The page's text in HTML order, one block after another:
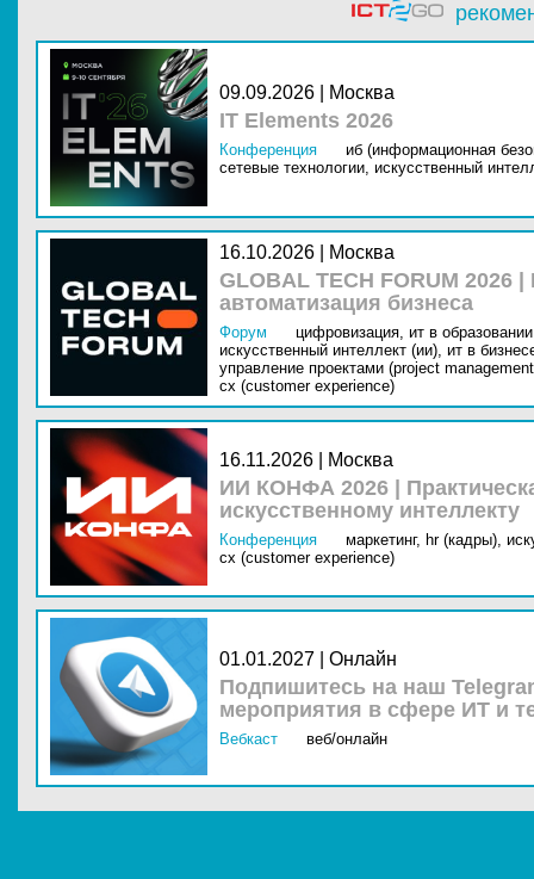
09.09.2026 | Москва
IT Elements 2026
Конференция
иб (информационная
сетевые технологии, искусственный
16.10.2026 | Москва
GLOBAL TECH FORUM
автоматизация бизнеса
Форум цифровизация, ит в
искусственный интеллект (ии), ит в
управление проектами (project
cx (customer experience)
16.11.2026 | Москва
ИИ КОНФА 2026 |
искусственному интеллекту
Конференция маркетинг, hr (кадры),
cx (customer experience)
01.01.2027 | Онлайн
Подпишитесь на наш
мероприятия в сфере ИТ и
Вебкаст веб/онлайн